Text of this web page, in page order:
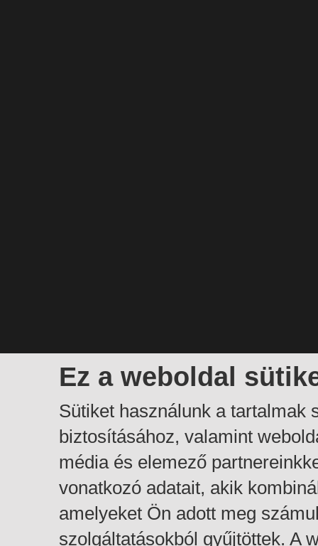
Ez a weboldal
Sütiket használunk a tartalmak
biztosításához, valamint
média és elemező
vonatkozó adatait, akik
amelyeket Ön adott meg
szolgáltatásokból gyűjtöttek. A